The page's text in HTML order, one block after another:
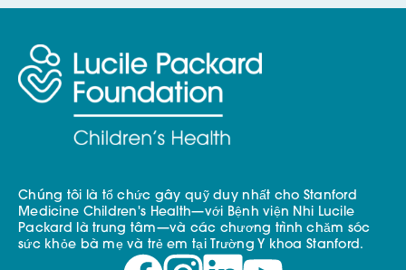
Chúng tôi là tổ chức gây quỹ duy nhất cho Stanford
Medicine Children's Health—với Bệnh viện Nhi Lucile
Packard là trung tâm—và các chương trình chăm sóc
sức khỏe bà mẹ và trẻ em tại Trường Y khoa Stanford.